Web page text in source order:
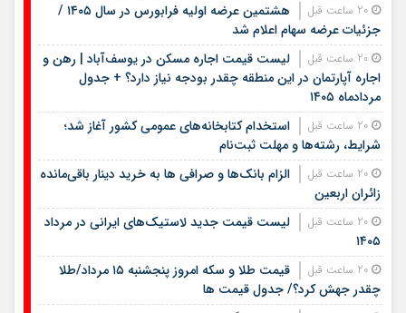
هشتمین عرضه اولیه فرابورس در سال ۱۴۰۵ /
جزئیات عرضه سهام اعلام شد
لیست قیمت اجاره مسکن در یوسف‌آباد | رهن و
اجاره آپارتمان در این منطقه چقدر بودجه نیاز دارد؟ + جدول
مردادماه ۱۴۰۵
استخدام کتابخانه‌های عمومی کشور آغاز شد؛
شرایط، رشته‌ها و مهلت ثبت‌نام
الزام بانک‌ها و صرافی ها به خرید دینار باقی‌مانده
زائران اربعین
لیست قیمت جدید لاستیک‌های ایرانی در مرداد
۱۴۰۵
قیمت طلا و سکه امروز پنجشنبه ۱۵ مرداد/طلا
چقدر جهش کرد؟/ جدول قیمت ها